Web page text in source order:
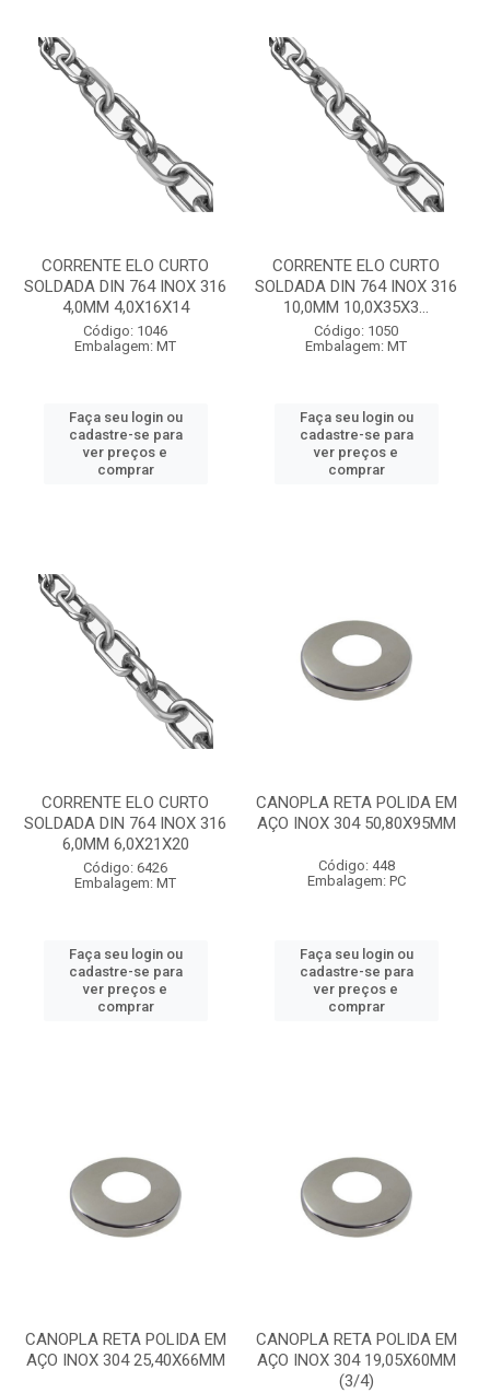
CORRENTE ELO CURTO
SOLDADA DIN 764 INOX 316
4,0MM 4,0X16X14
Código: 1046
Embalagem: MT
Faça seu login ou
cadastre-se para
ver preços e
comprar
CORRENTE ELO CURTO
SOLDADA DIN 764 INOX 316
10,0MM 10,0X35X3...
Código: 1050
Embalagem: MT
Faça seu login ou
cadastre-se para
ver preços e
comprar
CORRENTE ELO CURTO
SOLDADA DIN 764 INOX 316
6,0MM 6,0X21X20
Código: 6426
Embalagem: MT
Faça seu login ou
cadastre-se para
ver preços e
comprar
CANOPLA RETA POLIDA EM
AÇO INOX 304 50,80X95MM
Código: 448
Embalagem: PC
Faça seu login ou
cadastre-se para
ver preços e
comprar
CANOPLA RETA POLIDA EM
AÇO INOX 304 25,40X66MM
CANOPLA RETA POLIDA EM
AÇO INOX 304 19,05X60MM
(3/4)